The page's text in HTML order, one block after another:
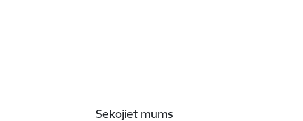
Sekojiet mums